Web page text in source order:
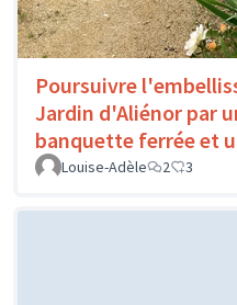
Poursuivre
Jardin d'Aliénor par
banquette ferrée et
Louise-Adèle 2 3